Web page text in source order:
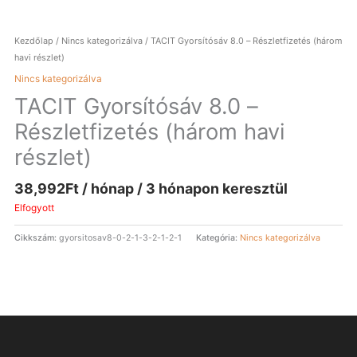
Kezdőlap / Nincs kategorizálva / TACIT Gyorsítósáv 8.0 – Részletfizetés (három
havi részlet)
Nincs kategorizálva
TACIT Gyorsítósáv 8.0 –
Részletfizetés (három havi
részlet)
38,992Ft / hónap / 3 hónapon keresztül
Elfogyott
Cikkszám:gyorsitosav8-0-2-1-3-2-1-2-1 Kategória: Nincs kategorizálva